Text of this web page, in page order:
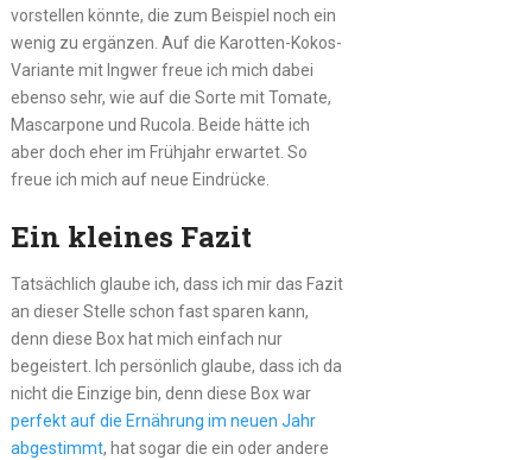
vorstellen könnte, die zum Beispiel noch ein
wenig zu ergänzen. Auf die Karotten-Kokos-
Variante mit Ingwer freue ich mich dabei
ebenso sehr, wie auf die Sorte mit Tomate,
Mascarpone und Rucola. Beide hätte ich
aber doch eher im Frühjahr erwartet. So
freue ich mich auf neue Eindrücke.
Ein kleines Fazit
Tatsächlich glaube ich, dass ich mir das Fazit
an dieser Stelle schon fast sparen kann,
denn diese Box hat mich einfach nur
begeistert. Ich persönlich glaube, dass ich da
nicht die Einzige bin, denn diese Box war
perfekt auf die Ernährung im neuen Jahr
abgestimmt, hat sogar die ein oder andere